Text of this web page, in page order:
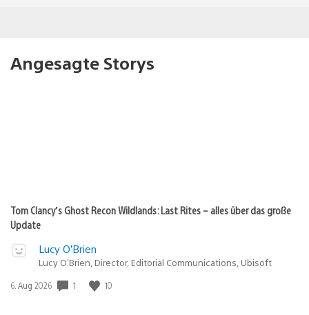
Angesagte Storys
Tom Clancy’s Ghost Recon Wildlands: Last Rites – alles über das große
Update
Lucy O’Brien
Lucy O’Brien, Director, Editorial Communications, Ubisoft
Veröffentlichungsdatum:
6. Aug 2026 1 10